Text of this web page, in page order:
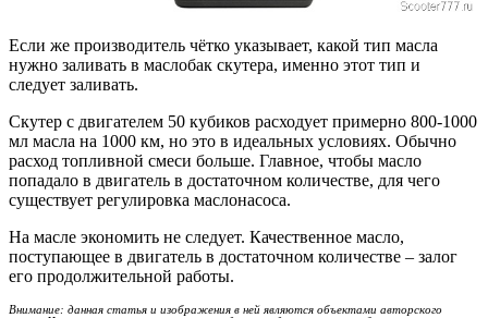
Если же производитель чётко указывает, какой тип масла
нужно заливать в маслобак скутера, именно этот тип и
следует заливать.
Скутер с двигателем 50 кубиков расходует примерно 800-1000
мл масла на 1000 км, но это в идеальных условиях. Обычно
расход топливной смеси больше. Главное, чтобы масло
попадало в двигатель в достаточном количестве, для чего
существует регулировка маслонасоса.
На масле экономить не следует. Качественное масло,
поступающее в двигатель в достаточном количестве – залог
его продолжительной работы.
Внимание: данная статья и изображения в ней являются объектами авторского